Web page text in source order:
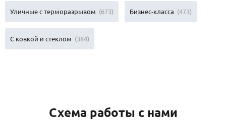
Уличные с терморазрывом (673) Бизнес-класса (473)
С ковкой и стеклом (384)
Схема работы с нами